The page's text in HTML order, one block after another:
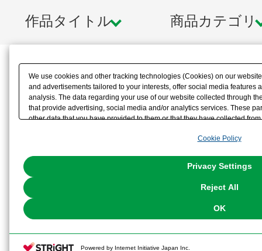
作品タイトル 商品カテゴリ
We use cookies and other tracking technologies (Cookies) on our
and advertisements tailored to your interests, offer social media features
analysis. The data regarding your use of our website collected through
that provide advertising, social media and/or analytics services. These
other data that you have provided to them or that they have collected
the use of all Cookies except for Strictly Necessary Cookies, please
You can change your consent or rejection settings at any time via
Cookie Policy
Privacy Settings
Reject All
OK
Powered by Internet Initiative Japan Inc.